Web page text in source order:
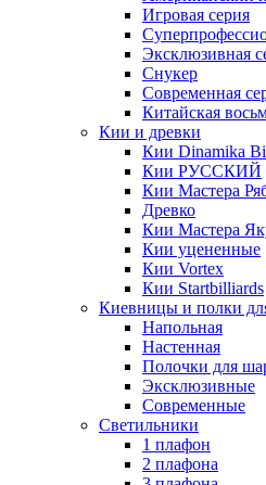
Игровая серия
Эксклюзивная
Снукер
Современная
Китайская
Кии и древки
Кии Dinamika
Кии РУССКИЙ
Кии Мастера
Древко
Кии Мастера
Кии уцененные
Кии Vortex
Кии Startbilliards
Киевницы и полки
Напольная
Настенная
Полочки для
Эксклюзивные
Современные
Светильники
1 плафон
2 плафона